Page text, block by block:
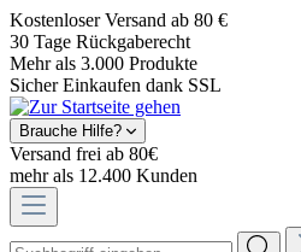
Kostenloser Versand ab 80 €
30 Tage Rückgaberecht
Mehr als 3.000 Produkte
Sicher Einkaufen dank SSL
Brauche Hilfe?
Versand frei ab 80€
mehr als 12.400 Kunden